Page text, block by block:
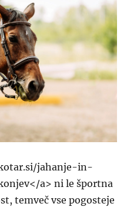
jahanje-in-
a> ni le športna
temveč vse pogosteje